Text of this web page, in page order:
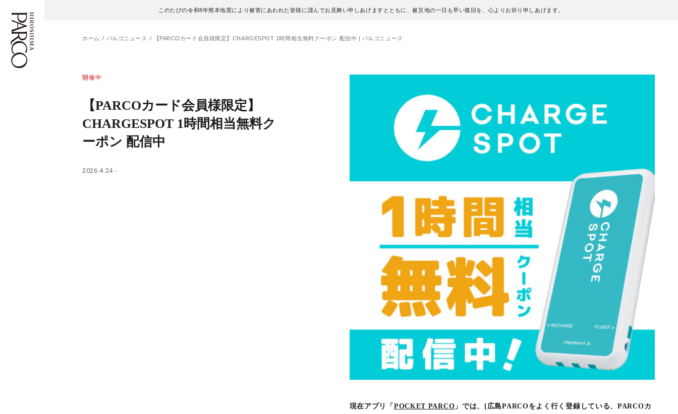
このたびの令和8年熊本地震により被害にあわれた皆様に謹んでお見舞い申しあげますとともに、被災地の一日も早い復旧を、心よりお祈り申しあげます。
フロアガイド
施設案内・アクセス
イベント・ポップアップ
レストラン・カフェ
ENGLISH
ภาษาไทย
ホーム パルコニュース 【PARCOカード会員様限定】CHARGESPOT 1時間相当無料クーポン 配信中 | パルコニュース
開催中
【PARCOカード会員様限定】
CHARGESPOT 1時間相当無料ク
ーポン 配信中
2026.4.24 -
現在アプリ「 POCKET PARCO 」では、[広島PARCOをよく行く登録している、PARCOカ